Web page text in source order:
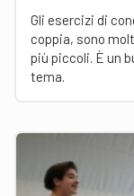
Gli esercizi di
coppia, sono
più piccoli. È un
tema.